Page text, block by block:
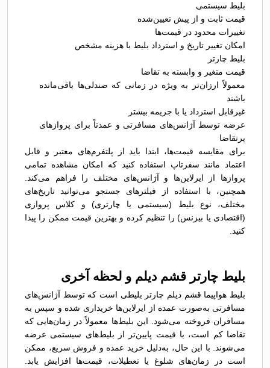
بلیط سیستمی
قیمت ثابت و از پیش تعیین‌شده
تغییرات محدود در قیمت‌ها
امکان تغییر تاریخ و استرداد بلیط با هزینه مشخص
بلیط چارتر
قیمت متغیر و وابسته به تقاضا
معمولاً ارزان‌تر به ویژه در زمانی که صندلی‌ها باقی‌مانده
باشند
غیرقابل استرداد یا با جریمه بیشتر
عرضه توسط آژانس‌های مسافرتی و عمدتاً برای پروازهای
پرتقاضا
برای مقایسه قیمت‌ها، ابتدا باید از پلتفرم‌های معتبر و قابل
اعتماد مانند سفرتاپ استفاده کنید که امکان مشاهده تمامی
پروازها از ایرلاین‌ها و آژانس‌های مختلف را فراهم می‌کند.
همچنین، با استفاده از فیلترهای جستجو می‌توانید تاریخ‌های
مختلف، نوع بلیط (سیستمی یا چارتری) و کلاس پروازی
(اقتصادی یا بیزنس) را تنظیم کرده و بهترین قیمت ممکن را پیدا
کنید.
بلیط چارتر قشم دیلم و لحظه آخری
بلیط هواپیما قشم دیلم چارتر بلیطی است که توسط آژانس‌های
مسافرتی به‌صورت عمده از ایرلاین‌ها خریداری شده و سپس به
مسافران فروخته می‌شود. این بلیط‌ها معمولاً در زمان‌هایی که
تقاضا کم است، با قیمت پایین‌تر از بلیط‌های سیستمی عرضه
می‌شوند. با این حال، به‌دلیل خرید عمده و فروش سریع، ممکن
است در زمان‌های شلوغ یا تعطیلات، قیمت‌ها افزایش یابد.